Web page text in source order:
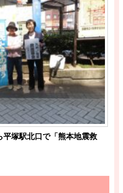
平塚駅北口で「熊本地震救